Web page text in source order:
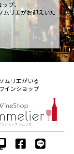
プ、
ムリエがお迎えいた
ムリエがいる
ワインショップ